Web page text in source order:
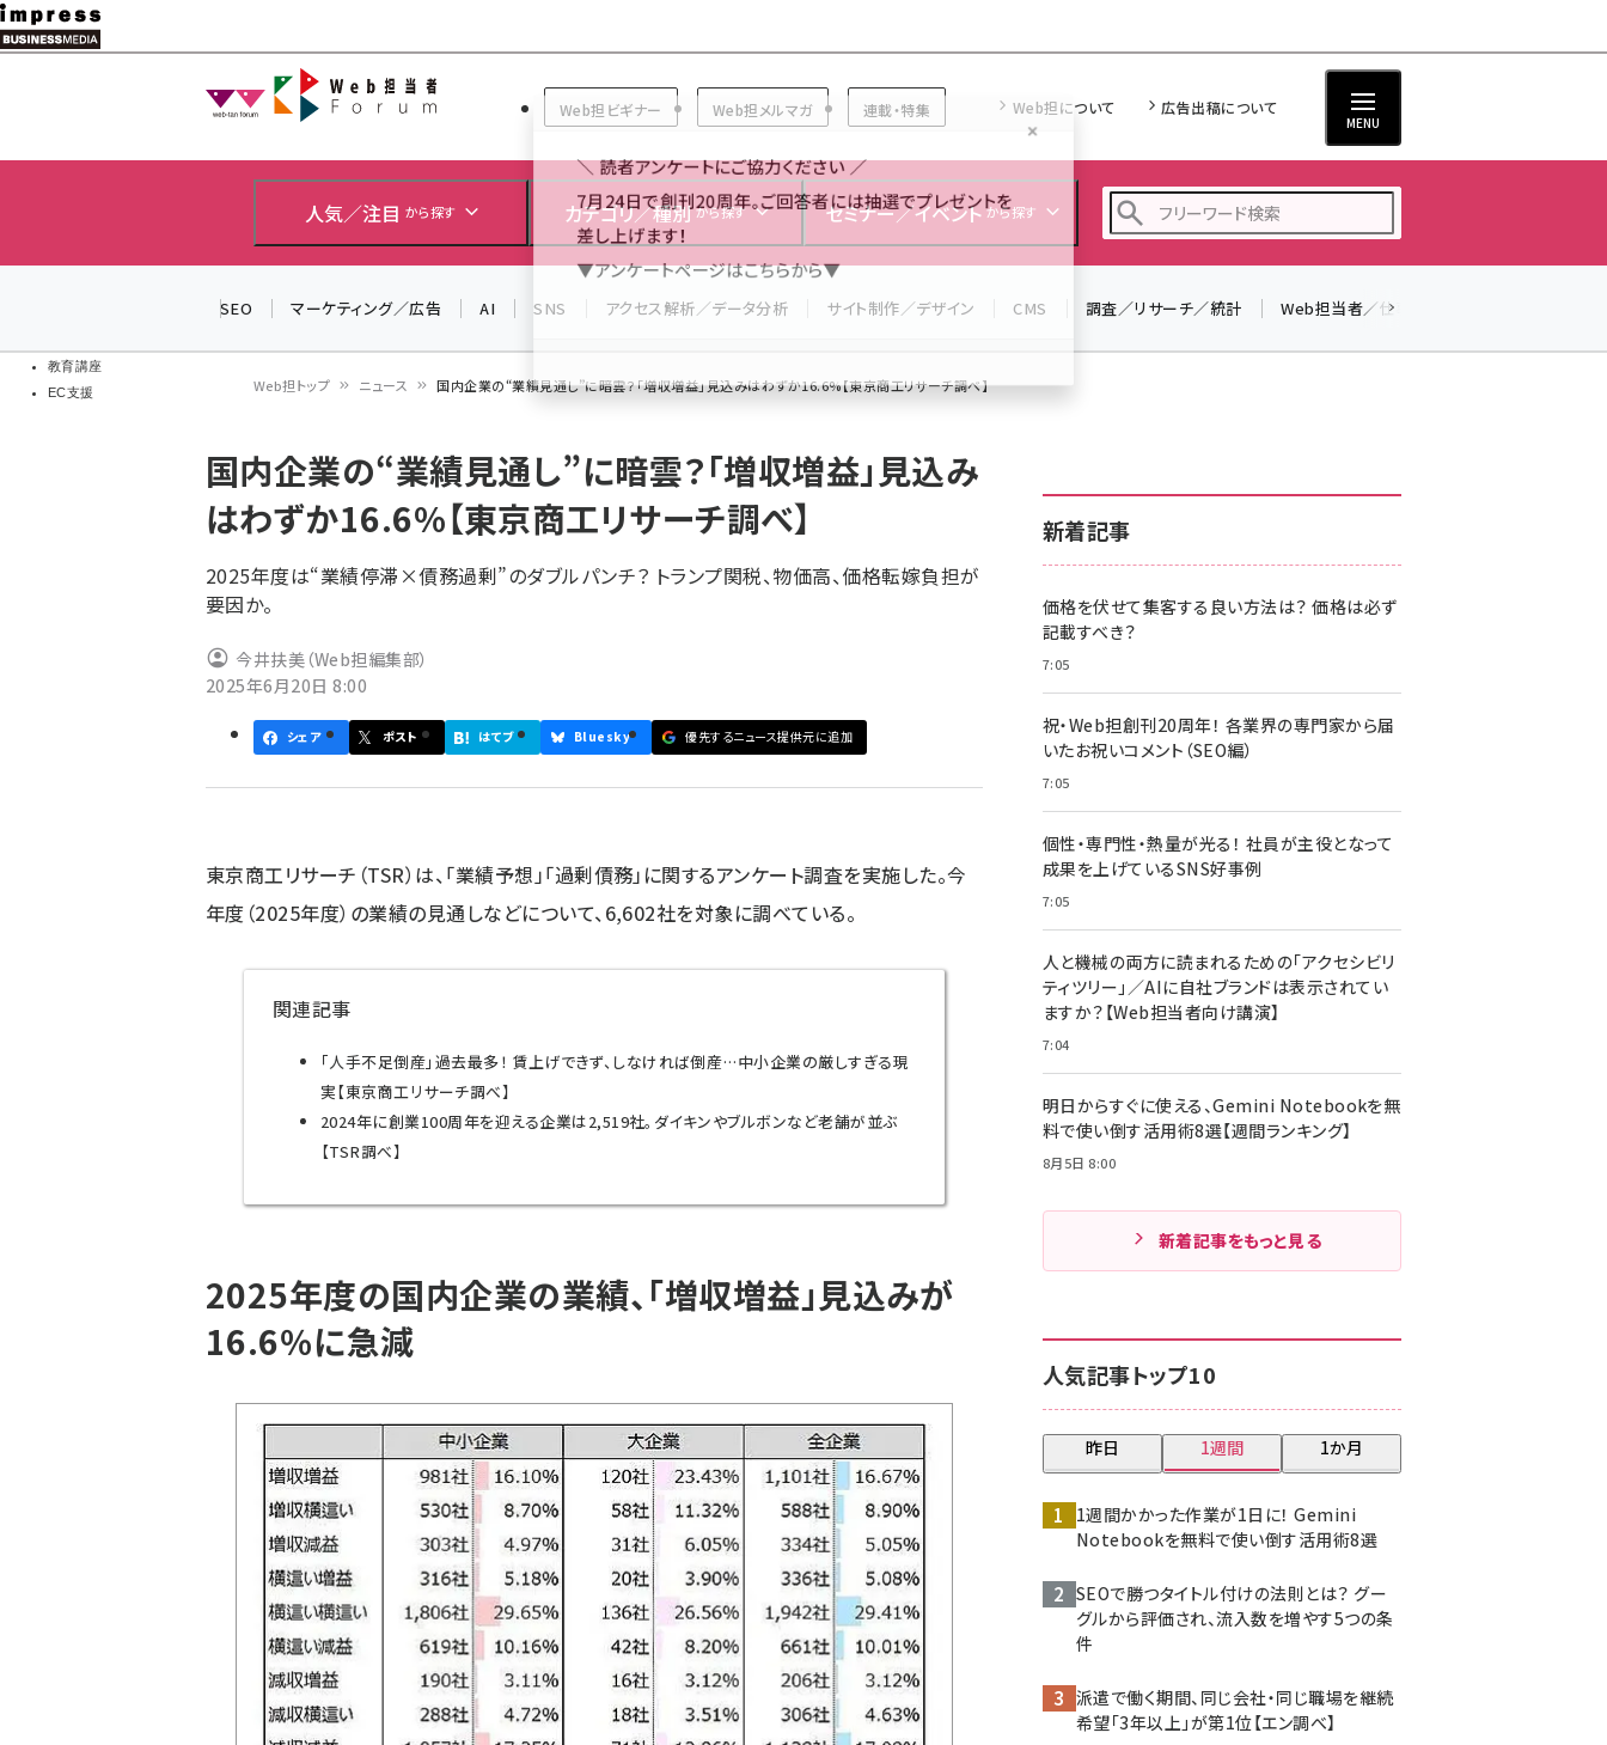
メ
イ
教育講座
EC支援
Web担当者Forum
Web担ビギナー Web担メルマガ 連載・特集 Web担について 広告出稿について
MENU
人気／注目 から探す カテゴリ／種別 から探す セミナー／イベント から探す
z世代 (1620)
meo (1274)
SEO マーケティング／広告 AI SNS アクセス解析／データ分析 サイト制作／デザイン CMS 調査／リサーチ／統計 Web担当者／仕事
ン
く
ず
Web担トップ ニュース 国内企業の“業績見通し”に暗雲？「増収増益」見込みはわずか16.6%【東京商工リサーチ調べ】
国内企業の“業績見通し”に暗雲？「増収増益」見込み
はわずか16.6%【東京商工リサーチ調べ】
2025年度は“業績停滞×債務過剰”のダブルパンチ？ トランプ関税、物価高、価格転嫁負担が
要因か。
今井扶美（Web担編集部）
2025年6月20日 8:00
シェア ポスト はてブ Bluesky 優先するニュース提供元に追加
東京商工リサーチ（TSR）は、「業績予想」「過剰債務」に関するアンケート調査を実施した。今
年度（2025年度）の業績の見通しなどについて、6,602社を対象に調べている。
関連記事
「人手不足倒産」過去最多！ 賃上げできず、しなければ倒産…中小企業の厳しすぎる現
実【東京商工リサーチ調べ】
2024年に創業100周年を迎える企業は2,519社。ダイキンやブルボンなど老舗が並ぶ
【TSR調べ】
2025年度の国内企業の業績、「増収増益」見込みが
16.6％に急減
新着記事
価格を伏せて集客する良い方法は？ 価格は必ず
記載すべき？
7:05
祝・Web担創刊20周年！ 各業界の専門家から届
いたお祝いコメント（SEO編）
7:05
個性・専門性・熱量が光る！ 社員が主役となって
成果を上げているSNS好事例
7:05
人と機械の両方に読まれるための「アクセシビリ
ティツリー」／AIに自社ブランドは表示されてい
ますか？【Web担当者向け講演】
7:04
明日からすぐに使える、Gemini Notebookを無
料で使い倒す活用術8選【週間ランキング】
8月5日 8:00
新着記事をもっと見る
人気記事トップ10
昨日 1週間 1か月
1週間かかった作業が1日に！ Gemini
Notebookを無料で使い倒す活用術8選
SEOで勝つタイトル付けの法則とは？ グー
グルから評価され、流入数を増やす5つの条
件
派遣で働く期間、同じ会社・同じ職場を継続
希望「3年以上」が第1位【エン調べ】
＼ 読者アンケートにご協力ください ／
7月24日で創刊20周年。ご回答者には抽選でプレゼントを
差し上げます！
▼アンケートページはこちらから▼